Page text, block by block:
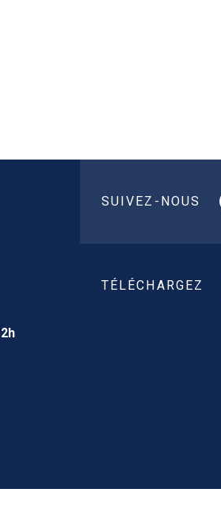
SUIVEZ-NOUS
TÉLÉCHARGEZ